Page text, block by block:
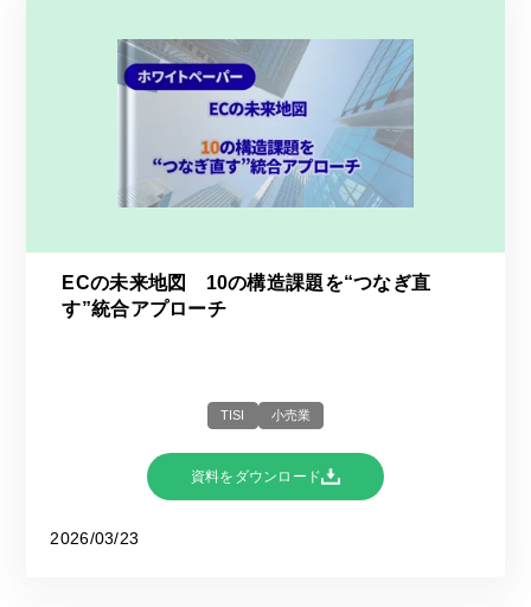
ECの未来地図 10の構造課題を“つなぎ直
す”統合アプローチ
TISI 小売業
資料をダウンロード
2026/03/23